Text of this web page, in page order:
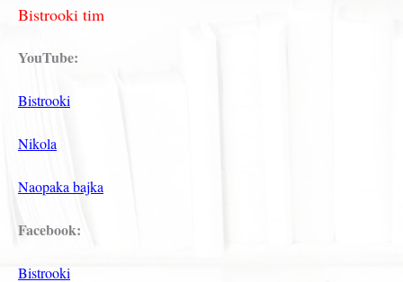
Bistrooki tim
YouTube:
Bistrooki
Nikola
Naopaka bajka
Facebook:
Bistrooki